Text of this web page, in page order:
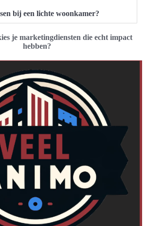
bij een lichte woonkamer?
je marketingdiensten die echt impact
hebben?